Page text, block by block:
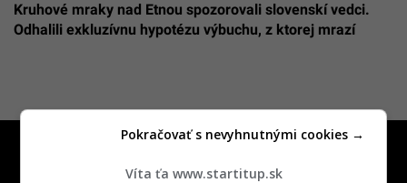
Kruhové mraky nad Etnou spozorovali slovenskí vedci.
Odhalili exkluzívnu hypotézu výbuchu, z ktorej mrazí
Víta ťa www.startitup.sk
Pokračovať s nevyhnutnými cookies →